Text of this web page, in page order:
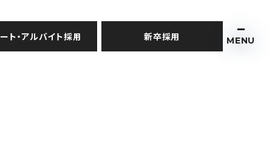
ト・アルバイト採用 新卒採用 MENU